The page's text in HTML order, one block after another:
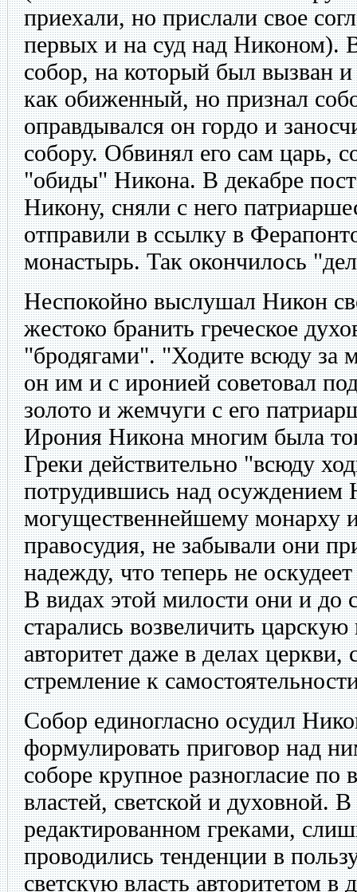
приехали, но прислали свое
первых и на суд над Никоном).
собор, на который был вызван
как обиженный, но признал
оправдывался он гордо и
собору. Обвинял его сам царь,
"обиды" Никона. В декабре
Никону, сняли с него
отправили в ссылку в
монастырь. Так окончилось
Неспокойно выслушал Никон
жестоко бранить греческое
"бродягами". "Ходите всюду
он им и с иронией советовал
золото и жемчуги с его
Ирония Никона многим была
Греки действительно "всюду
потрудившись над осуждением
могущественнейшему монарху
правосудия, не забывали они
надежду, что теперь не
В видах этой милости они и до
старались возвеличить царскую
авторитет даже в делах церкви,
стремление к
Собор единогласно осудил
формулировать приговор над
соборе крупное разногласие
властей, светской и духовной.
редактированном греками,
проводились тенденции в
светскую власть авторитетом в